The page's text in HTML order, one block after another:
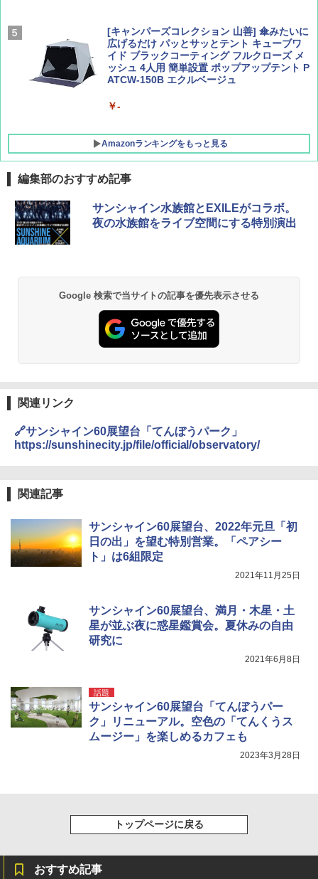
[キャンパーズコレクション 山善] 傘みたいに
広げるだけ パッとサッとテント キューブワ
イド ブラックコーティング フルクローズ メ
ッシュ 4人用 簡単設置 ポップアップテント P
ATCW-150B エクルベージュ
￥-
Amazonランキングをもっと見る
GRANDOOR ステンレス保冷剤 2個セット 2
026リニューアル 急速冷凍 空間倍増 衛生的
コンパクト 保冷力長持ち
DEWEL パラソル 大型 ビーチ アウトドアパ
防水 UVカット 4段階高さ調整 軽量 収納袋付
き
秒）射程5～10m 安全ロック搭載 携帯収納袋
付き ヒグマ・イノシシ対策 自治体・教育機
ポインターライト 強力 小型 緑色/赤色/青紫色
USB充電式 高精度 超長距離照射 長時間使用
可能 安全ロック付き 高安全性 金属製耐久 コ
￥1,180
HYREKK 八角形タープ 防水タープ 3×4.5m
ット 5000mm耐水圧 210D生地 遮光
￥6,579
編集部のおすすめ記事
サンシャイン水族館とEXILEがコラボ。
夜の水族館をライブ空間にする特別演出
Google 検索で当サイトの記事を優先表示させる
関連リンク
🔗サンシャイン60展望台「てんぼうパーク」
https://sunshinecity.jp/file/official/observatory/
関連記事
サンシャイン60展望台、2022年元旦「初
日の出」を望む特別営業。「ペアシー
ト」は6組限定
2021年11月25日
サンシャイン60展望台、満月・木星・土
星が並ぶ夜に惑星鑑賞会。夏休みの自由
研究に
2021年6月8日
話題
サンシャイン60展望台「てんぼうパー
ク」リニューアル。空色の「てんくうス
ムージー」を楽しめるカフェも
2023年3月28日
トップページに戻る
おすすめ記事